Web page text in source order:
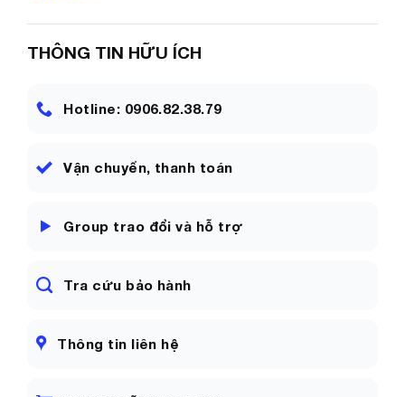
dự kiến.
THÔNG TIN HỮU ÍCH
Hotline: 0906.82.38.79
Vận chuyển, thanh toán
Group trao đổi và hỗ trợ
Tra cứu bảo hành
Thông tin liên hệ